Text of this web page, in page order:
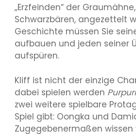
„Erzfeinden“ der
Schwarzbären, angezettelt
Geschichte müssen Sie
aufbauen und jeden seiner
aufspüren.
Kliff ist nicht der einzige
dabei spielen werden
zwei weitere spielbare
Spiel gibt: Oongka und
Zugegebenermaßen